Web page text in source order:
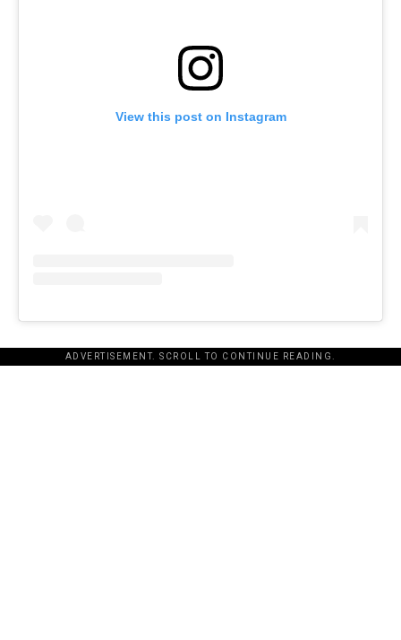
View this post on Instagram
ADVERTISEMENT. SCROLL TO CONTINUE READING.